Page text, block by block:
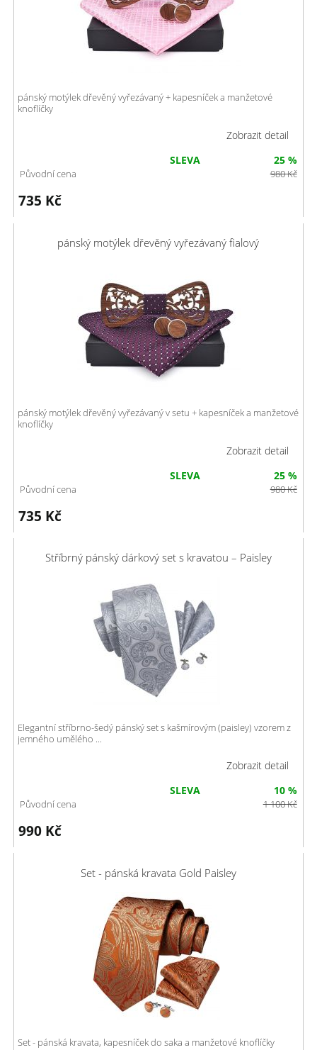
pánský motýlek dřevěný vyřezávaný + kapesníček a manžetové
knoflíčky
Zobrazit detail
735 Kč
SLEVA 25 %
Původní cena 980Kč
pánský motýlek dřevěný vyřezávaný fialový
pánský motýlek dřevěný vyřezávaný v setu + kapesníček a manžetové
knoflíčky
Zobrazit detail
735 Kč
SLEVA 25 %
Původní cena 980Kč
Stříbrný pánský dárkový set s kravatou – Paisley
Elegantní stříbrno-šedý pánský set s kašmírovým (paisley) vzorem z
jemného umělého ...
Zobrazit detail
990 Kč
SLEVA 10 %
Původní cena 1 100Kč
Set - pánská kravata Gold Paisley
Set - pánská kravata, kapesníček do saka a manžetové knoflíčky